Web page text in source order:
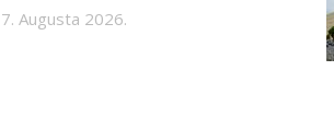
7. Augusta 2026.